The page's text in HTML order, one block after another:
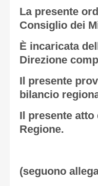
La presente
Consiglio dei
È incaricata
Direzione
Il presente
bilancio
Il presente
Regione.
(seguono